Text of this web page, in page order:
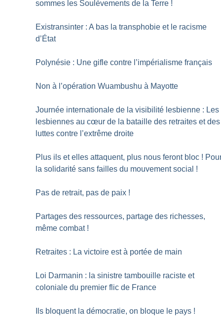
sommes les Soulèvements de la Terre !
Existransinter : A bas la transphobie et le racisme
d’État
Polynésie : Une gifle contre l’impérialisme français
Non à l’opération Wuambushu à Mayotte
Journée internationale de la visibilité lesbienne : Les
lesbiennes au cœur de la bataille des retraites et des
luttes contre l’extrême droite
Plus ils et elles attaquent, plus nous feront bloc !
la solidarité sans failles du mouvement social !
Pas de retrait, pas de paix !
Partages des ressources, partage des richesses,
même combat !
Retraites : La victoire est à portée de main
Loi Darmanin : la sinistre tambouille raciste et
coloniale du premier flic de France
Ils bloquent la démocratie, on bloque le pays !